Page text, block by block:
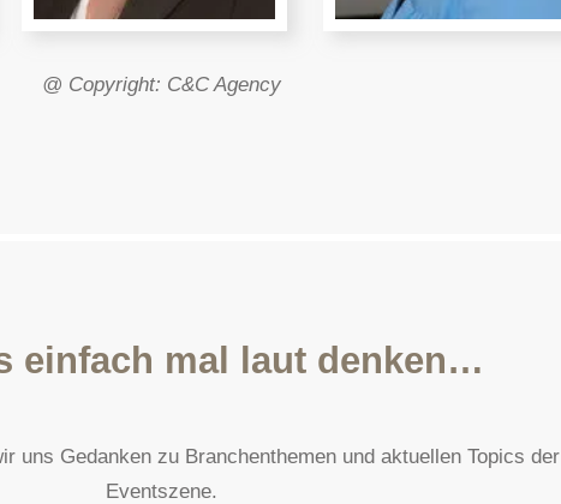
@ Copyright: C&C Agency
einfach mal laut denken…
uns Gedanken zu Branchenthemen und aktuellen Topics der
Eventszene.